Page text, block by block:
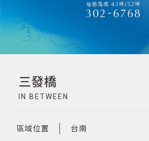
三發橋
IN BETWEEN
區域位置 台南